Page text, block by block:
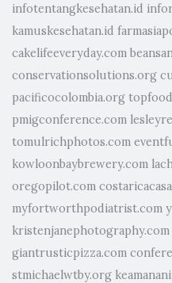
infotentangkesehatan.id
kamuskesehatan.id
cakelifeeveryday.com
conservationsolutions.org
pacificocolombia.org
pmigconference.com
tomulrichphotos.com
kowloonbaybrewery.com
oregopilot.com
myfortworthpodiatrist.com
kristenjanephotography.com
giantrusticpizza.com
stmichaelwtby.org